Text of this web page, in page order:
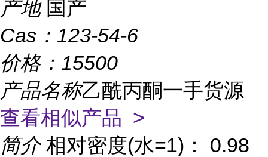
产地 国产
Cas： 123-54-6
价格： 15500
产品名称乙酰丙酮一手货源
查看相似产品 >
简介 相对密度(水=1)： 0.98